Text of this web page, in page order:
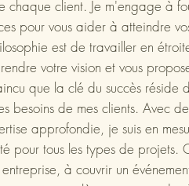
chaque client. Je m'engage à
pour vous aider à atteindre
est de travailler en
votre vision et vous
que la clé du succès réside
besoins de mes clients. Avec
approfondie, je suis en
pour tous les types de projets.
à couvrir un